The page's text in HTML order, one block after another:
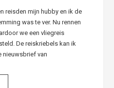
reisden mijn hubby en ik de
was te ver. Nu rennen
we een vliegreis
De reiskriebels kan ik
nieuwsbrief van